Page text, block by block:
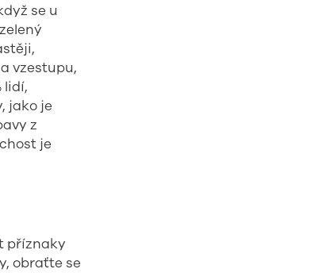
se u
vzestupu,
lidí,
jako je
z
je
příznaky
obraťte se